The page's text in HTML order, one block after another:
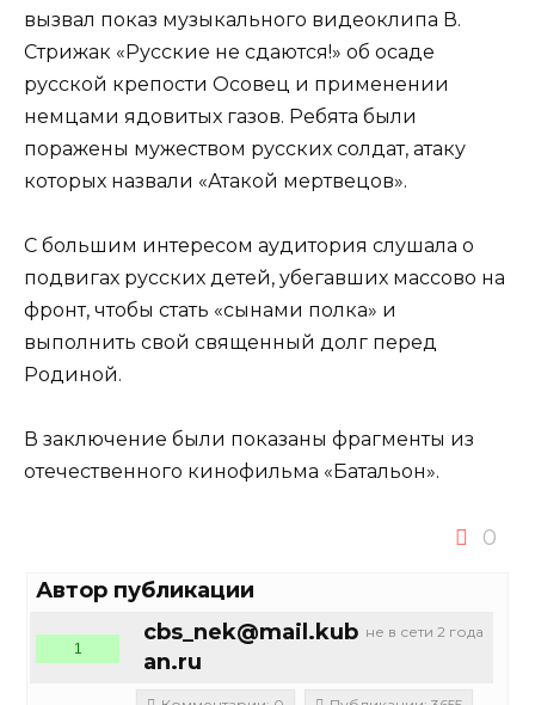
вызвал показ музыкального видеоклипа В.
Стрижак «Русские не сдаются!» об осаде
русской крепости Осовец и применении
немцами ядовитых газов. Ребята были
поражены мужеством русских солдат, атаку
которых назвали «Атакой мертвецов».
С большим интересом аудитория слушала о
подвигах русских детей, убегавших массово на
фронт, чтобы стать «сынами полка» и
выполнить свой священный долг перед
Родиной.
В заключение были показаны фрагменты из
отечественного кинофильма «Батальон».
0
Автор публикации
не в сети 2 года
cbs_nek@mail.kub
an.ru
1